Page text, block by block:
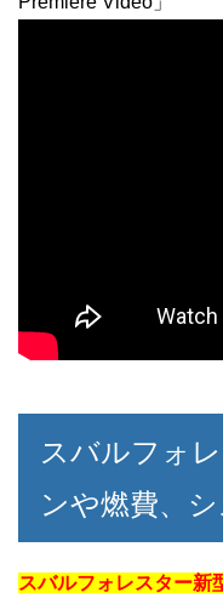
スバルフォ
ンや燃費、
スバルフォレスター新